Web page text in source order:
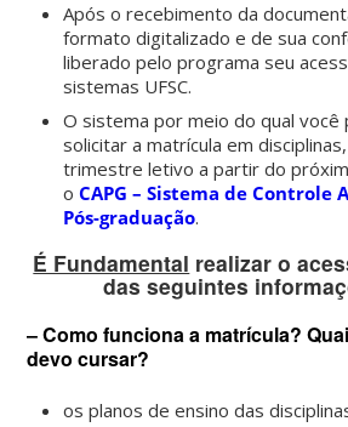
Após o recebimento da
formato digitalizado e de sua
liberado pelo programa seu
sistemas UFSC.
O sistema por meio do qual você
solicitar a matrícula em
trimestre letivo a partir do
oCAPG – Sistema de Controle
Pós-graduação.
É Fundamental realizar o
das seguintes
–Como funciona a matrícula?
devo cursar?
os planos de ensino das